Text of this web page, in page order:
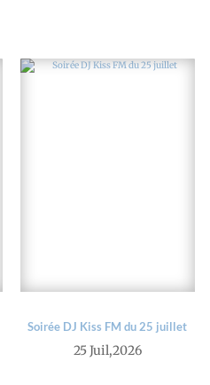
Soirée DJ Kiss FM du 25 juillet
25 Juil,2026